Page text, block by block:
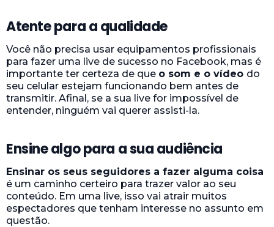
Atente para a qualidade
Você não precisa usar equipamentos profissionais
para fazer uma live de sucesso no Facebook, mas é
importante ter certeza de que o som e o vídeo do
seu celular estejam funcionando bem antes de
transmitir. Afinal, se a sua live for impossível de
entender, ninguém vai querer assisti-la.
Ensine algo para a sua audiência
Ensinar os seus seguidores a fazer alguma coisa
é um caminho certeiro para trazer valor ao seu
conteúdo. Em uma live, isso vai atrair muitos
espectadores que tenham interesse no assunto em
questão.